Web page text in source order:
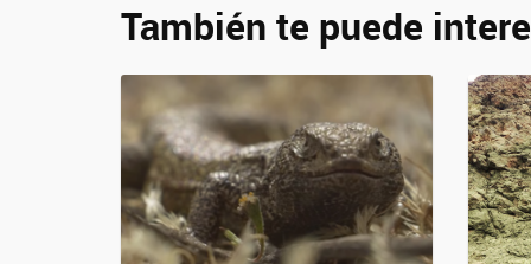
También te puede